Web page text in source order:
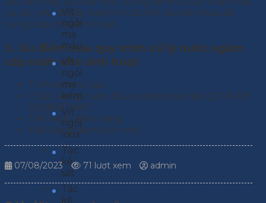
Vít
ngói
mạ
màu
Vít
ngói
mạ
kẽm
Vít
ngói
inox
Tắc
kê
sắt
Tắc
kê
và các yếu tố gây bệnh trước khi vào bể chứa để
cung cấp cho sinh hoạt.
3. Ưu điểm của quy trình xử lý nước ngầm
cấp nước cho sinh hoạt
Tính kinh tế cao.
Chất lượng nước đầu ra đảm bảo đạt QCVN 09:
2008/BTNMT.
Tiết kiệm điện năng.
Mặt bằng diện tích nhỏ.
07/08/2023 71 lượt xem admin